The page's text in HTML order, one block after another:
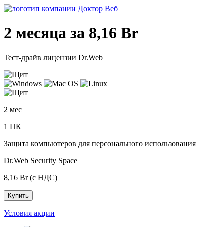
2 месяца за 8,16 Br
Тест-драйв лицензии Dr.Web
2 мес
1 ПК
Защита компьютеров для персонального использования
Dr.Web Security Space
8,16 Br (с НДС)
Купить
Условия акции